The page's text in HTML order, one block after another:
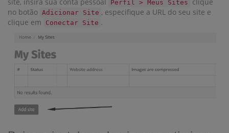
Perfil > Meus Sites
no botão Adicionar Site , especifique a URL do seu site e
clique em
Conectar Site .